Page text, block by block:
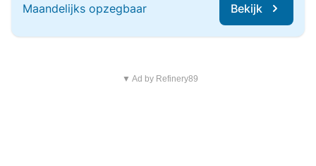
Maandelijks opzegbaar Bekijk
▼ Ad by Refinery89